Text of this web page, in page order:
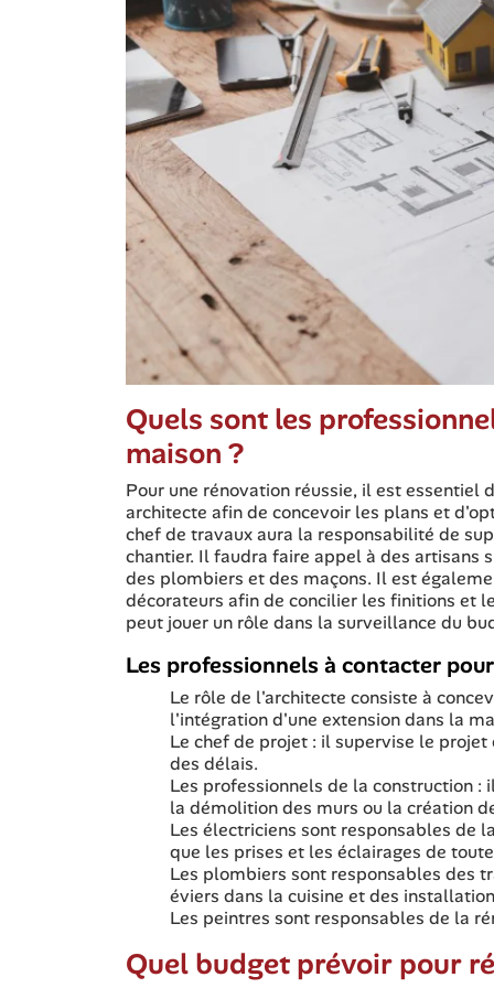
Quels sont les
maison ?
Pour une rénovation réussie, il est essentiel
architecte afin de concevoir les plans et
chef de travaux aura la responsabilité de
chantier. Il faudra faire appel à des artisans
des plombiers et des maçons. Il est
décorateurs afin de concilier les finitions et
peut jouer un rôle dans la surveillance du
Les professionnels à contacter
Le rôle de l'architecte consiste à
l'intégration d'une extension dans la
Le chef de projet : il supervise le
des délais.
Les professionnels de la construction
la démolition des murs ou la création
Les électriciens sont responsables de
que les prises et les éclairages de
Les plombiers sont responsables des
éviers dans la cuisine et des
Les peintres sont responsables de la
Quel budget prévoir pour